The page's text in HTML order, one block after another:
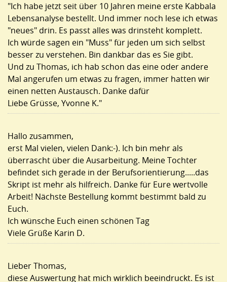
"Ich habe jetzt seit über 10 Jahren meine erste Kabbala
Lebensanalyse bestellt. Und immer noch lese ich etwas
"neues" drin. Es passt alles was drinsteht komplett.
Ich würde sagen ein "Muss" für jeden um sich selbst
besser zu verstehen. Bin dankbar das es Sie gibt.
Und zu Thomas, ich hab schon das eine oder andere
Mal angerufen um etwas zu fragen, immer hatten wir
einen netten Austausch. Danke dafür
Liebe Grüsse, Yvonne K."
Hallo zusammen,
erst Mal vielen, vielen Dank:-). Ich bin mehr als
überrascht über die Ausarbeitung. Meine Tochter
befindet sich gerade in der Berufsorientierung.....das
Skript ist mehr als hilfreich. Danke für Eure wertvolle
Arbeit! Nächste Bestellung kommt bestimmt bald zu
Euch.
Ich wünsche Euch einen schönen Tag
Viele Grüße Karin D.
Lieber Thomas,
diese Auswertung hat mich wirklich beeindruckt. Es ist